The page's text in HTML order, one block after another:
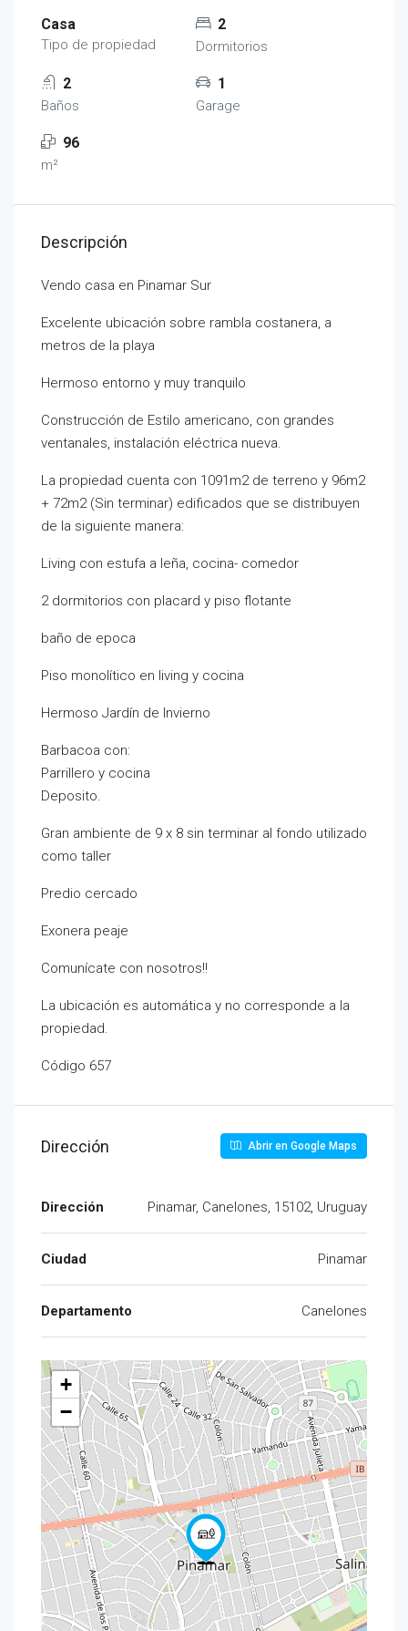
Casa
Tipo de propiedad
2
Dormitorios
2
Baños
1
Garage
96
m²
Descripción
Vendo casa en Pinamar Sur
Excelente ubicación sobre rambla costanera, a
metros de la playa
Hermoso entorno y muy tranquilo
Construcción de Estilo americano, con grandes
ventanales, instalación eléctrica nueva.
La propiedad cuenta con 1091m2 de terreno y 96m2
+ 72m2 (Sin terminar) edificados que se distribuyen
de la siguiente manera:
Living con estufa a leña, cocina- comedor
2 dormitorios con placard y piso flotante
baño de epoca
Piso monolítico en living y cocina
Hermoso Jardín de Invierno
Barbacoa con:
Parrillero y cocina
Deposito.
Gran ambiente de 9 x 8 sin terminar al fondo utilizado
como taller
Predio cercado
Exonera peaje
Comunícate con nosotros!!
La ubicación es automática y no corresponde a la
propiedad.
Código 657
Dirección Abrir en Google Maps
Dirección Pinamar, Canelones, 15102, Uruguay
Ciudad Pinamar
Departamento Canelones
+
−